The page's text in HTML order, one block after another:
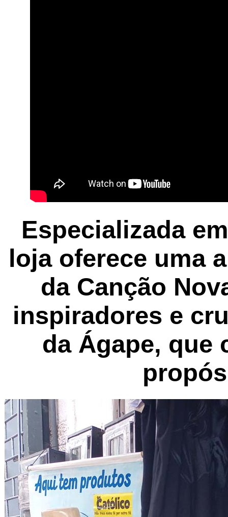
Especializada
loja oferece uma
da Canção
inspiradores e
da Ágape, que